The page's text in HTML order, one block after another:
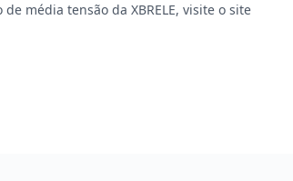
média tensão da XBRELE, visite o site